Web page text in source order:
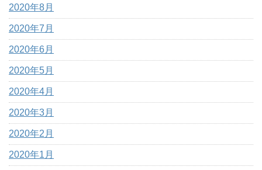
2020年8月
2020年7月
2020年6月
2020年5月
2020年4月
2020年3月
2020年2月
2020年1月